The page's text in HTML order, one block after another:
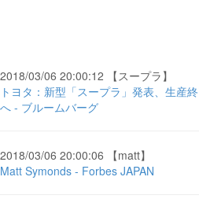
2018/03/06 20:00:12 【スープラ】
トヨタ：新型「スープラ」発表、生産
へ - ブルームバーグ
2018/03/06 20:00:06 【matt】
Matt Symonds - Forbes JAPAN